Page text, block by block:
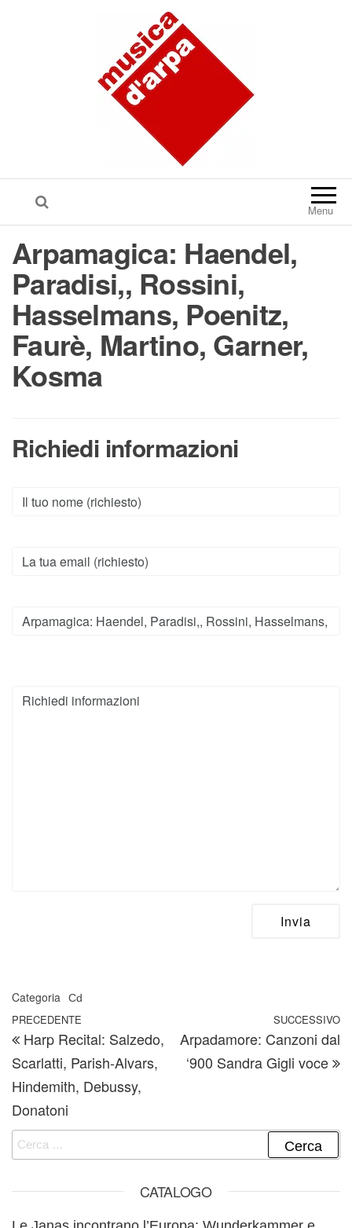
Menu
Arpamagica: Haendel,
Paradisi,, Rossini,
Hasselmans, Poenitz,
Faurè, Martino, Garner,
Kosma
Richiedi informazioni
Categoria Cd
Navigazione articoli
Articolo precedente
PRECEDENTE
Harp Recital: Salzedo,
Scarlatti, Parish-Alvars,
Hindemith, Debussy,
Donatoni
SUCCESSIVO
Arpadamore: Canzoni dal
‘900 Sandra Gigli voce
Ricerca per:
CATALOGO